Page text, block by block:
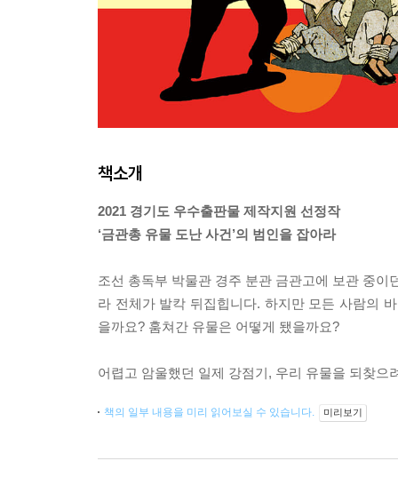
책소개
2021 경기도 우수출판물 제작지원 선정작
‘금관총 유물 도난 사건’의 범인을 잡아라
조선 총독부 박물관 경주 분관 금관고에 보관 중
라 전체가 발칵 뒤집힙니다. 하지만 모든 사람의
을까요? 훔쳐간 유물은 어떻게 됐을까요?
어렵고 암울했던 일제 강점기, 우리 유물을 되찾
책의 일부 내용을 미리 읽어보실 수 있습니다. 미리보기